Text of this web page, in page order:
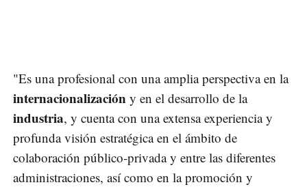
"Es una profesional con una amplia perspectiva en la
internacionalización y en el desarrollo de la
industria, y cuenta con una extensa experiencia y
profunda visión estratégica en el ámbito de
colaboración público-privada y entre las diferentes
administraciones, así como en la promoción y